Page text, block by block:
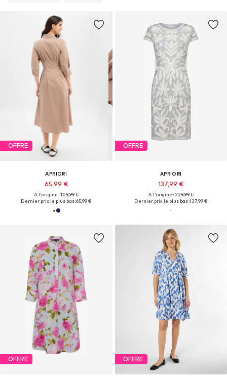
OFFRE
APRIORI
65,99 €
À l'origine : 109,99 €
Dernier prix le plus bas :65,99 €
OFFRE
APRIORI
137,99 €
À l'origine : 229,99 €
Dernier prix le plus bas :137,99 €
OFFRE OFFRE